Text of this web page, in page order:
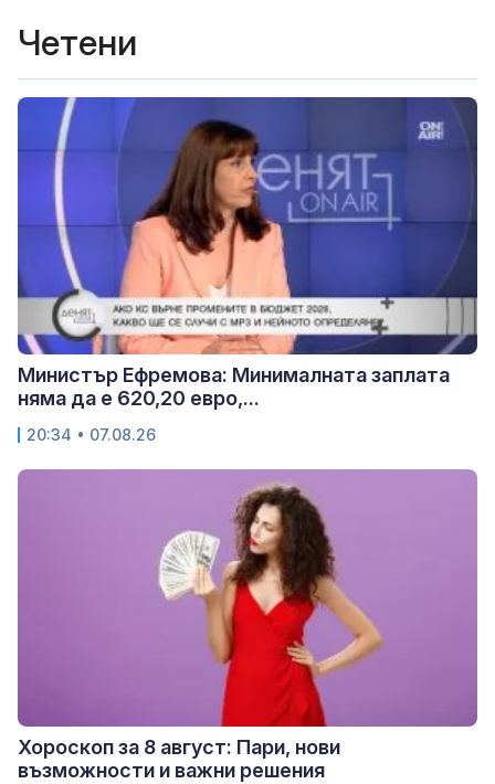
Четени
Министър Ефремова: Минималната заплата
няма да е 620,20 евро,...
20:34 • 07.08.26
Хороскоп за 8 август: Пари, нови
възможности и важни решения